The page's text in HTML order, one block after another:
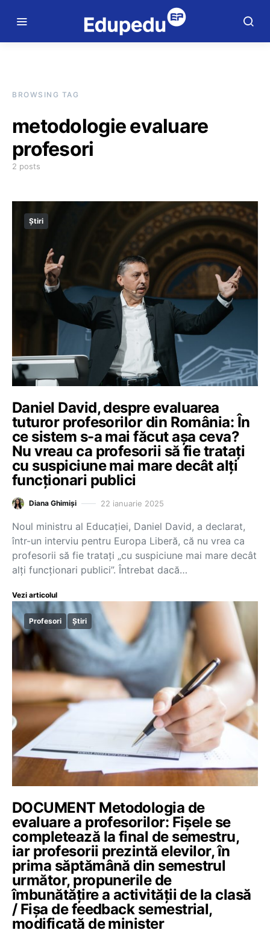
BROWSING TAG
metodologie evaluare
profesori
2 posts
Știri
Daniel David, despre evaluarea
tuturor profesorilor din România: În
ce sistem s-a mai făcut așa ceva?
Nu vreau ca profesorii să fie tratați
cu suspiciune mai mare decât alți
funcționari publici
Diana Ghimiși 22 ianuarie 2025
Noul ministru al Educației, Daniel David, a declarat,
într-un interviu pentru Europa Liberă, că nu vrea ca
profesorii să fie tratați „cu suspiciune mai mare decât
alți funcționari publici”. Întrebat dacă…
Vezi articolul
Profesori Știri
DOCUMENT Metodologia de
evaluare a profesorilor: Fișele se
completează la final de semestru,
iar profesorii prezintă elevilor, în
prima săptămână din semestrul
următor, propunerile de
îmbunătățire a activității de la clasă
/ Fișa de feedback semestrial,
modificată de minister